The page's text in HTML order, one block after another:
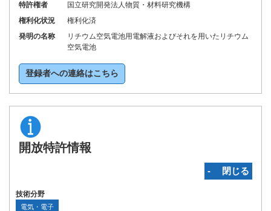
特許権者
国立研究開発法人物質・材料研究機構
権利化状況
権利化済
発明の名称
リチウム空気電池用電解液およびそれを用いたリチウム
空気電池
登録者への連絡はこちら
開放特許情報
‐ 閉じる
技術分野
電気・電子